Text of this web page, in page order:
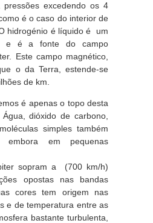
pressões excedendo os 4
é o caso do interior de
hidrogénio é líquido é um
e é a fonte do campo
Este campo magnético,
o da Terra, estende-se
de km.
é apenas o topo desta
dióxido de carbono,
simples também
embora em pequenas
sopram a (700 km/h)
opostas nas bandas
cores tem origem nas
e de temperatura entre as
bastante turbulenta,